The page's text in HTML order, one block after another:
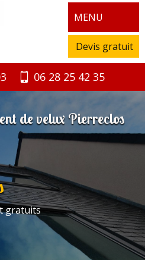
MENU
Devis gratuit
06 28 25 42 35
de velux Pierreclos
gratuits